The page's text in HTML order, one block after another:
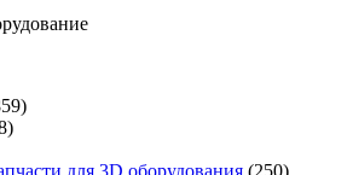
для 3D оборудования (250)